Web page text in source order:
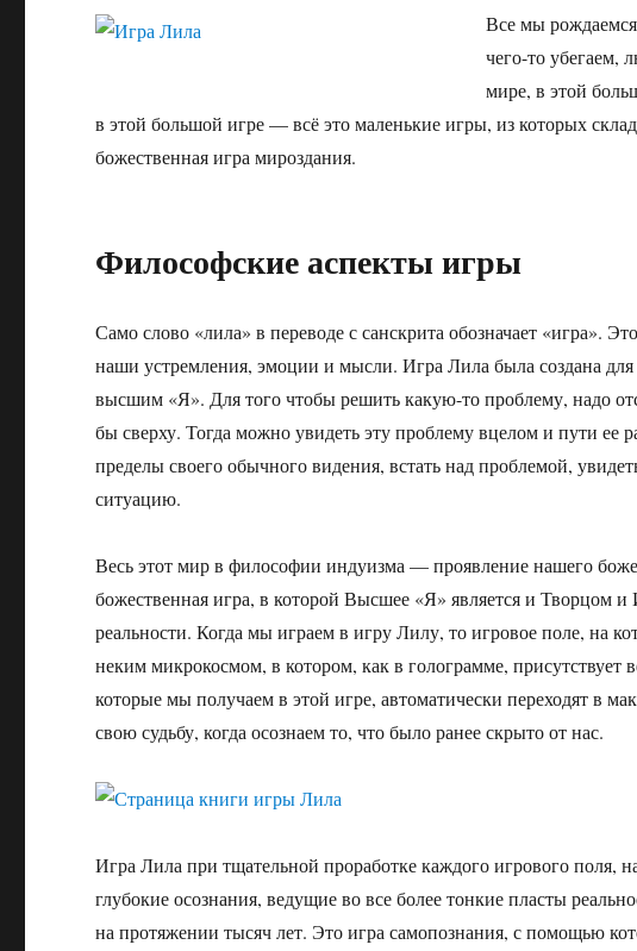
Все мы
чего-то убегаем,
мире, в этой
в этой большой игре — всё это маленькие игры, из которых
божественная игра мироздания.
Философские аспекты игры
Само слово «лила» в переводе с санскрита обозначает «игра».
наши устремления, эмоции и мысли. Игра Лила была создана
высшим «Я». Для того чтобы решить какую-то проблему, надо
бы сверху. Тогда можно увидеть эту проблему вцелом и пути ее
пределы своего обычного видения, встать над проблемой,
ситуацию.
Весь этот мир в философии индуизма — проявление нашего
божественная игра, в которой Высшее «Я» является и Творцом
реальности. Когда мы играем в игру Лилу, то игровое поле, на
неким микрокосмом, в котором, как в голограмме, присутствует
которые мы получаем в этой игре, автоматически переходят в
свою судьбу, когда осознаем то, что было ранее скрыто от нас.
Игра Лила при тщательной проработке каждого игрового поля,
глубокие осознания, ведущие во все более тонкие пласты
на протяжении тысяч лет. Это игра самопознания, с помощью